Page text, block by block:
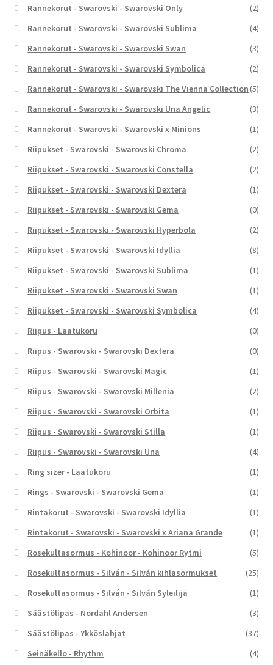
Rannekorut - Swarovski - Swarovski Only
(2)
Rannekorut - Swarovski - Swarovski Sublima
(4)
Rannekorut - Swarovski - Swarovski Swan
(3)
Rannekorut - Swarovski - Swarovski Symbolica
(2)
Rannekorut - Swarovski - Swarovski The Vienna Collection (5)
Rannekorut - Swarovski - Swarovski Una Angelic
(3)
Rannekorut - Swarovski - Swarovski x Minions
(1)
Riipukset - Swarovski - Swarovski Chroma
(2)
Riipukset - Swarovski - Swarovski Constella
(2)
Riipukset - Swarovski - Swarovski Dextera
(1)
Riipukset - Swarovski - Swarovski Gema
(0)
Riipukset - Swarovski - Swarovski Hyperbola
(2)
Riipukset - Swarovski - Swarovski Idyllia
(8)
Riipukset - Swarovski - Swarovski Sublima
(1)
Riipukset - Swarovski - Swarovski Swan
(1)
Riipukset - Swarovski - Swarovski Symbolica
(4)
Riipus - Laatukoru
(0)
Riipus - Swarovski - Swarovski Dextera
(0)
Riipus - Swarovski - Swarovski Magic
(1)
Riipus - Swarovski - Swarovski Millenia
(2)
Riipus - Swarovski - Swarovski Orbita
(1)
Riipus - Swarovski - Swarovski Stilla
(1)
Riipus - Swarovski - Swarovski Una
(4)
Ring sizer - Laatukoru
(1)
Rings - Swarovski - Swarovski Gema
(1)
Rintakorut - Swarovski - Swarovski Idyllia
(1)
Rintakorut - Swarovski - Swarovski x Ariana Grande
(1)
Rosekultasormus - Kohinoor - Kohinoor Rytmi
(5)
Rosekultasormus - Silván - Silván kihlasormukset
(25)
Rosekultasormus - Silván - Silván Syleilijä
(1)
Säästölipas - Nordahl Andersen
(3)
Säästölipas - Ykköslahjat
(37)
Seinäkello - Rhythm
(4)